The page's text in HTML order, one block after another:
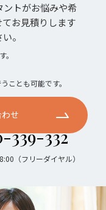
ントがお悩みや希
お見積りします
。
ことも可能です。
せ
339-332
（フリーダイヤル）